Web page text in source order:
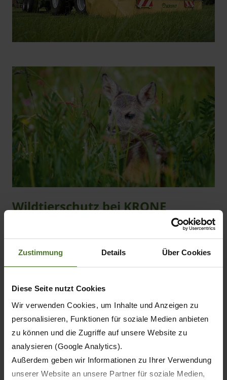
Zustimmung Details Über Cookies
Diese Seite nutzt Cookies
Wir verwenden Cookies, um Inhalte und Anzeigen zu
personalisieren, Funktionen für soziale Medien anbieten
zu können und die Zugriffe auf unsere Website zu
analysieren (Google Analytics).
Außerdem geben wir Informationen zu Ihrer Verwendung
unserer Website an unsere Partner für soziale Medien,
Wildtierschutz bei KRONE
Arten bestimmen den Erfolg des Wildschutzes und
Die Hubertus Sirene zur Wildrettung kann zur
ersten Vergrämung beitragen, allerdings wird
diese niemals die
Kommunikation zwischen
Landwirten, Lohnunternehmern und
Jägerschaftersetzen, da ein
Flächen unabdingbarist. Auch die Wahl der
richtigen Mähstrategie ist von entscheidender